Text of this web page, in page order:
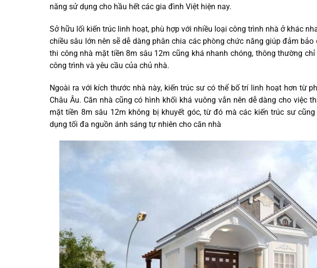
năng sử dụng cho hầu hết các gia đình Việt hiện nay.
Sở hữu lối kiến trúc linh hoạt, phù hợp với nhiều loại công trình nhà ở khác
chiều sâu lớn nên sẽ dễ dàng phân chia các phòng chức năng giúp đảm
thi công nhà mặt tiền 8m sâu 12m cũng khá nhanh chóng, thông thường
công trình và yêu cầu của chủ nhà.
Ngoài ra với kích thước nhà này, kiến trúc sư có thể bố trí linh hoạt hơn từ
Châu Âu. Căn nhà cũng có hình khối khá vuông vắn nên dễ dàng cho việc
mặt tiền 8m sâu 12m không bị khuyết góc, từ đó mà các kiến trúc sư
dụng tối đa nguồn ánh sáng tự nhiên cho căn nhà